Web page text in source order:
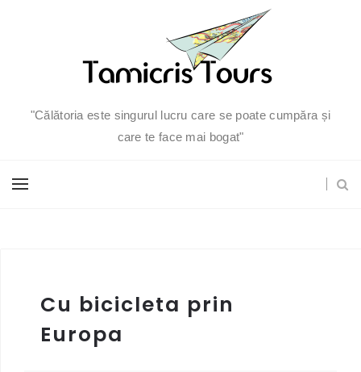
"Călătoria este singurul lucru care se poate cumpăra și
care te face mai bogat"
Cu bicicleta prin
Europa